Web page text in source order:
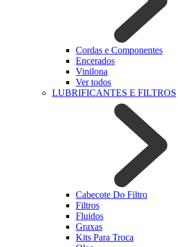
Cordas e Componentes
Encerados
Vinilona
Ver todos
LUBRIFICANTES E FILTROS
Cabecote Do Filtro
Filtros
Fluidos
Graxas
Kits Para Troca